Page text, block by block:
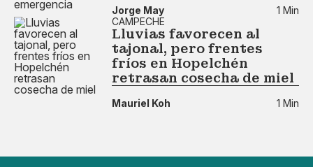
Jorge May
1 Min
CAMPECHE
Lluvias favorecen al
tajonal, pero frentes
fríos en Hopelchén
retrasan cosecha de miel
Mauriel Koh 1 Min